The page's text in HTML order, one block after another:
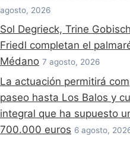
agosto, 2026
Sol Degrieck, Trine
Friedl completan el
Médano 7 agosto, 2026
La actuación permitirá
paseo hasta Los Balos y
integral que ha supuesto
700.000 euros 6 agosto,